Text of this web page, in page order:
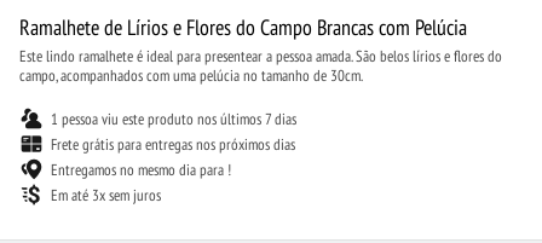
Ramalhete de Lírios e Flores do Campo Brancas com Pelúcia
Este lindo ramalhete é ideal para presentear a pessoa amada. São belos lírios e flores do
campo, acompanhados com uma pelúcia no tamanho de 30cm.
1 pessoa viu este produto nos últimos 7 dias
Frete grátis para entregas nos próximos dias
Entregamos no mesmo dia para !
Em até 3x sem juros